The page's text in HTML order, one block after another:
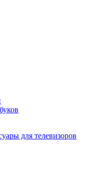
для телевизоров